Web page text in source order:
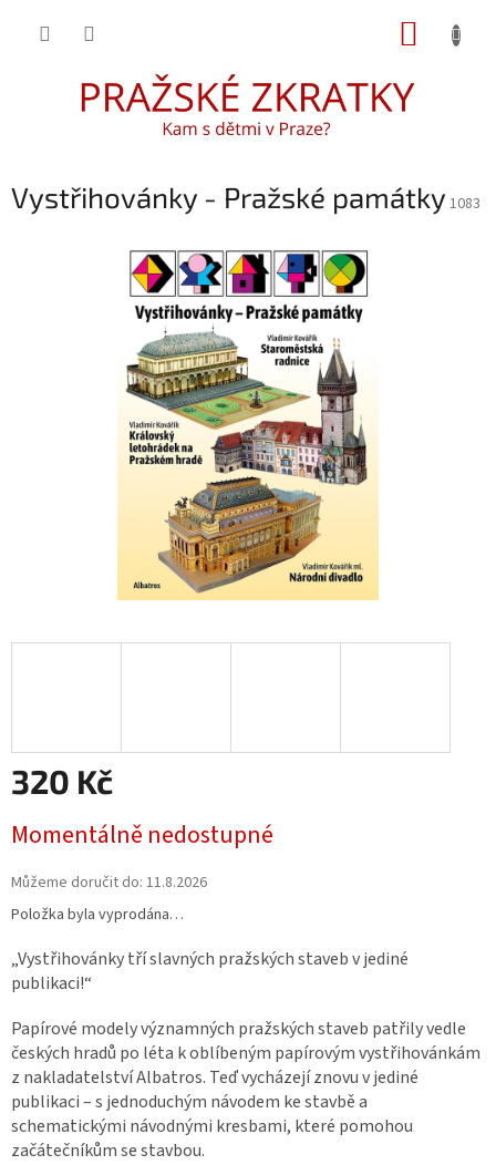
Vystřihovánky - Pražské památky 1083
320 Kč
cena:
Momentálně nedostupné
Můžeme doručit do: 11.8.2026
Položka byla vyprodána…
Vystřihovánky tří slavných pražských staveb v jediné
publikaci!
Papírové modely významných pražských staveb patřily vedle
českých hradů po léta k oblíbeným papírovým vystřihovánkám
z nakladatelství Albatros. Teď vycházejí znovu v jediné
publikaci – s jednoduchým návodem ke stavbě a
schematickými návodnými kresbami, které pomohou
začátečníkům se stavbou.